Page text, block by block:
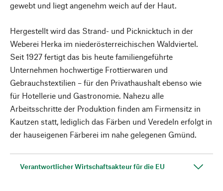
gewebt und liegt angenehm weich auf der Haut.
Hergestellt wird das Strand- und Picknicktuch in der
Weberei Herka im niederösterreichischen Waldviertel.
Seit 1927 fertigt das bis heute familiengeführte
Unternehmen hochwertige Frottierwaren und
Gebrauchstextilien – für den Privathaushalt ebenso wie
für Hotellerie und Gastronomie. Nahezu alle
Arbeitsschritte der Produktion finden am Firmensitz in
Kautzen statt, lediglich das Färben und Veredeln erfolgt in
der hauseigenen Färberei im nahe gelegenen Gmünd.
Verantwortlicher Wirtschaftsakteur für die EU